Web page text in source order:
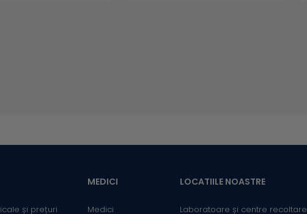
și prețuri
MEDICI
Medici
LOCATIILE NOASTRE
Laboratoare și centre recoltare